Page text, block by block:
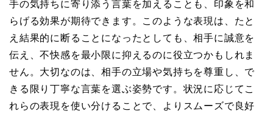
手の気持ちに寄り添う言葉を加えることも、印象を和
らげる効果が期待できます。このような表現は、たと
え結果的に断ることになったとしても、相手に誠意を
伝え、不快感を最小限に抑えるのに役立つかもしれま
せん。大切なのは、相手の立場や気持ちを尊重し、で
きる限り丁寧な言葉を選ぶ姿勢です。状況に応じてこ
れらの表現を使い分けることで、よりスムーズで良好